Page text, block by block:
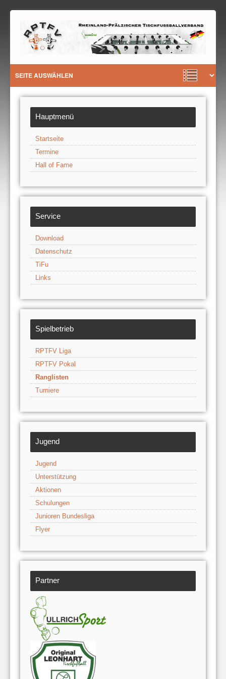
Hauptmenü
Startseite
Termine
Hall of Fame
Service
Download
Datenschutz
TiFu
Links
Spielbetrieb
RPTFV Liga
RPTFV Pokal
Ranglisten
Turniere
Jugend
Jugend
Unterstützung
Aktionen
Schulungen
Junioren Bundesliga
Flyer
Partner